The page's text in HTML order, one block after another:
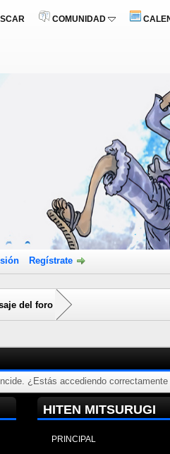
COMUNIDAD
Regístrate
del foro
¿Estás accediendo
HITEN MITSURUGI
PRINCIPAL